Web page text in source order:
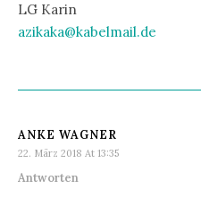
LG Karin
azikaka@kabelmail.de
ANKE WAGNER
22. März 2018 At 13:35
Antworten